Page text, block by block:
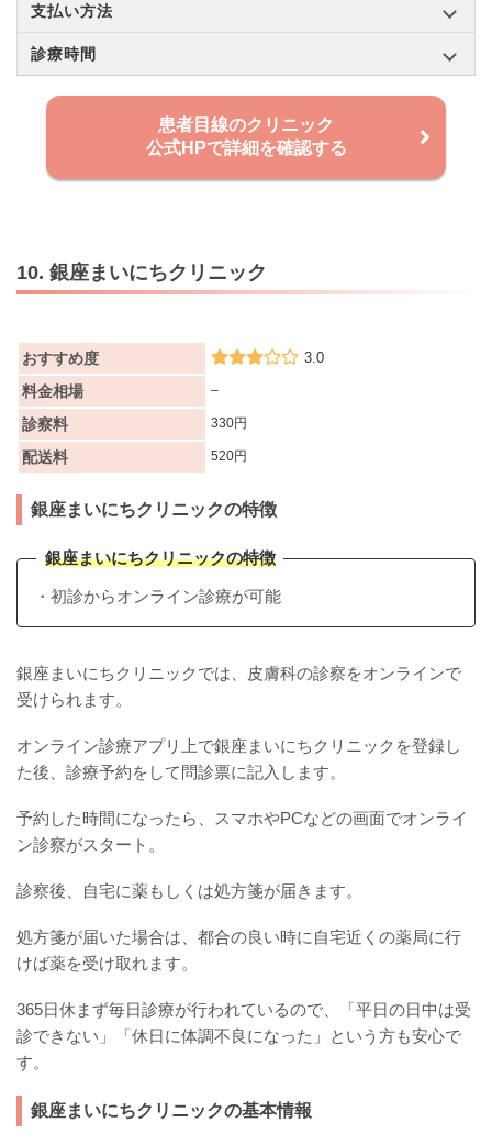
支払い方法
診療時間
患者目線のクリニック
公式HPで詳細を確認する
10. 銀座まいにちクリニック
おすすめ度 3.0
料金相場 –
診察料 330円
配送料 520円
銀座まいにちクリニックの特徴
銀座まいにちクリニックの特徴
・初診からオンライン診療が可能
銀座まいにちクリニックでは、皮膚科の診察をオンラインで
受けられます。
オンライン診療アプリ上で銀座まいにちクリニックを登録し
た後、診療予約をして問診票に記入します。
予約した時間になったら、スマホやPCなどの画面でオンライ
ン診察がスタート。
診察後、自宅に薬もしくは処方箋が届きます。
処方箋が届いた場合は、都合の良い時に自宅近くの薬局に行
けば薬を受け取れます。
365日休まず毎日診療が行われているので、「平日の日中は受
診できない」「休日に体調不良になった」という方も安心で
す。
銀座まいにちクリニックの基本情報